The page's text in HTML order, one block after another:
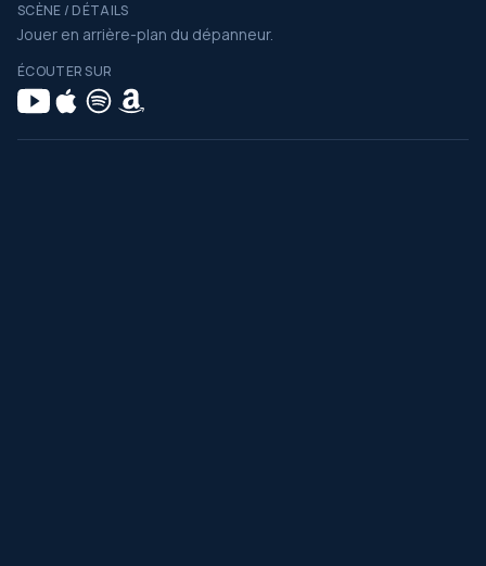
SCÈNE / DÉTAILS
Jouer en arrière-plan du dépanneur.
ÉCOUTER SUR